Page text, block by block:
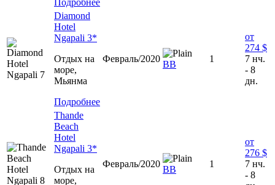
Diamond
Hotel
Ngapali 3*
Отдых на
море,
Мьянма
Подробнее
Февраль/2020
BB
1
от
274 $
7 нч.
- 8
дн.
Thande
Beach
Hotel
Ngapali 3*
Отдых на
море,
Февраль/2020
BB
1
от
276 $
7 нч.
- 8